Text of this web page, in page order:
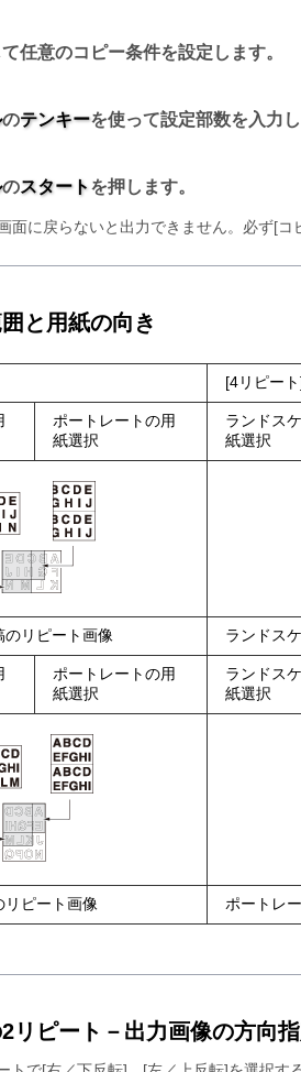
任意のコピー条件を設定します。
のテンキーを使って設定部数を入力し
のスタートを押します。
面に戻らないと出力できません。必ず コ
と用紙の向き
4リピート
ポートレートの用
紙選択
ランドス
紙選択
リピート画像 ランドス
ポートレートの用
紙選択
ランドス
紙選択
リピート画像 ポートレ
リピート－出力画像の方向